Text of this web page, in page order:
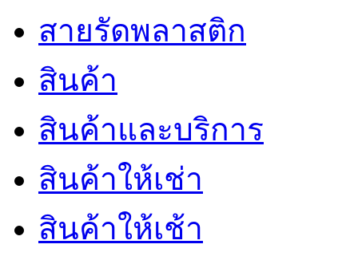
สายรัดพลาสติก
สินค้า
สินค้าและบริการ
สินค้าให้เช่า
สินค้าให้เช้า